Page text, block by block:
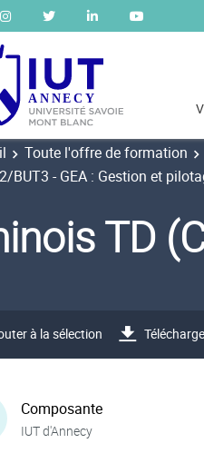
Toute l'offre de formation
BUT3 - GEA : Gestion et
TD
à la sélection
Composante
IUT d'Annecy